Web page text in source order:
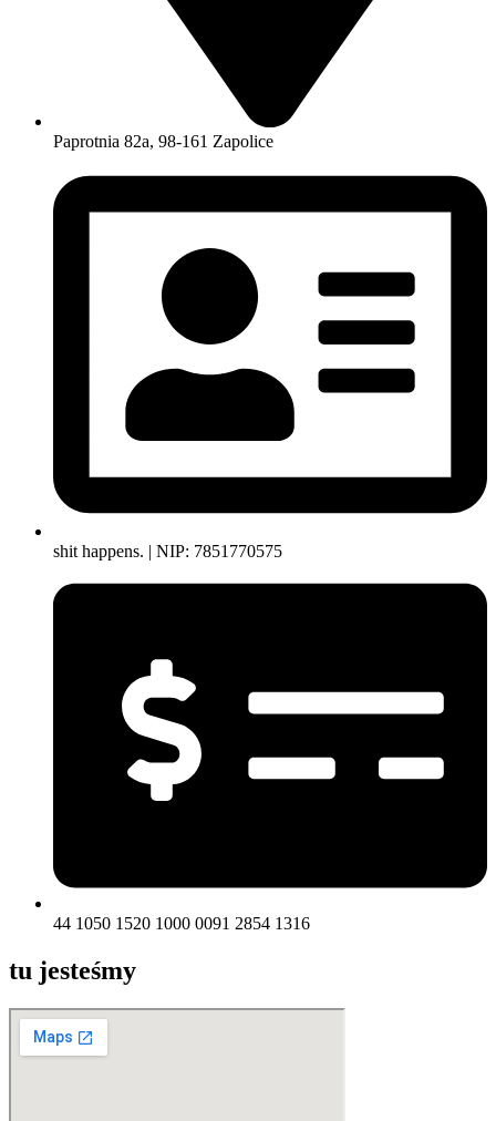
Paprotnia 82a, 98-161 Zapolice
shit happens. | NIP: 7851770575
44 1050 1520 1000 0091 2854 1316
tu jesteśmy